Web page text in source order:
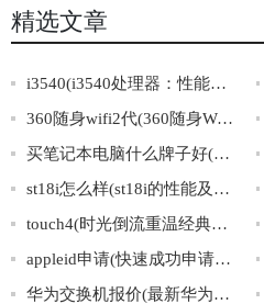
精选文章
i3540(i3540处理器：性能高效，受欢迎的旧款芯片！)
360随身wifi2代(360随身WiFi2代：1秒连网，让网络畅通无阻！)
买笔记本电脑什么牌子好(如何选择可靠的笔记本电脑品牌？)
st18i怎么样(st18i的性能及使用体验简析)
touch4(时光倒流重温经典，感受iPodtouch4岁月的温暖)
appleid申请(快速成功申请AppleID的步骤与要点汇总)
华为交换机报价(最新华为交换机价格大揭秘，实时更新！)